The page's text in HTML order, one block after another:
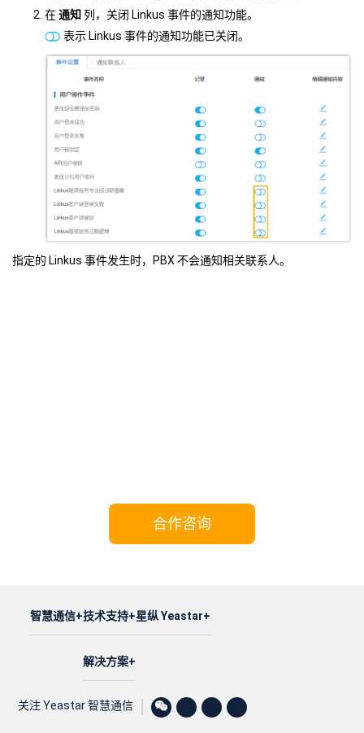
在通知 列，关闭 Linkus 事件的通知功能。
表示 Linkus 事件的通知功能已关闭。
指定的 Linkus 事件发生时，PBX 不会通知相关联系人。
合作咨询
智慧通信 技术支持
解决方案
星纵 Yeastar
关注 Yeastar 智慧通信